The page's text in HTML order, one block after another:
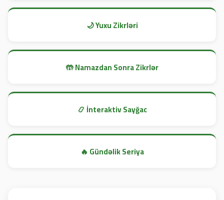
🌙 Yuxu Zikrləri
🤲 Namazdan Sonra Zikrlər
📿 İnteraktiv Sayğac
🔥 Gündəlik Seriya